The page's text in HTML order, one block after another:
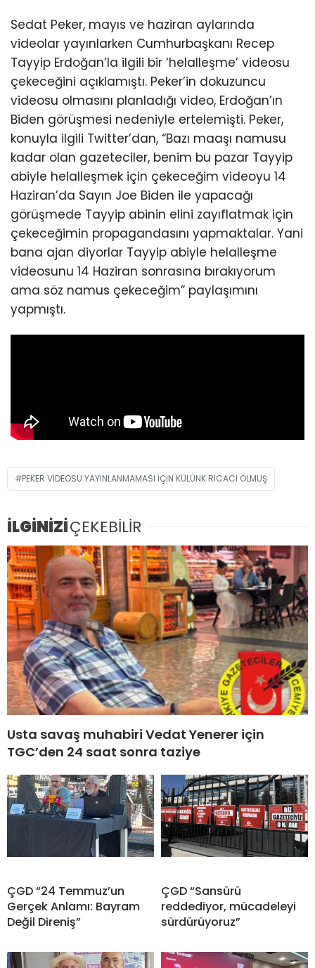
Sedat Peker, mayıs ve haziran aylarında
videolar yayınlarken Cumhurbaşkanı Recep
Tayyip Erdoğan’la ilgili bir ‘helalleşme’ videosu
çekeceğini açıklamıştı. Peker’in dokuzuncu
videosu olmasını planladığı video, Erdoğan’ın
Biden görüşmesi nedeniyle ertelemişti. Peker,
konuyla ilgili Twitter’dan, “Bazı maaşı namusu
kadar olan gazeteciler, benim bu pazar Tayyip
abiyle helalleşmek için çekeceğim videoyu 14
Haziran’da Sayın Joe Biden ile yapacağı
görüşmede Tayyip abinin elini zayıflatmak için
çekeceğimin propagandasını yapmaktalar. Yani
bana ajan diyorlar Tayyip abiyle helalleşme
videosunu 14 Haziran sonrasına bırakıyorum
ama söz namus çekeceğim” paylaşımını
yapmıştı.
PEKER VIDEOSU YAYINLANMAMASI IÇIN KÜLÜNK RICACI OLMUŞ
İLGİNİZİÇEKEBİLİR
Usta savaş muhabiri Vedat Yenerer için
TGC’den 24 saat sonra taziye
ÇGD “24 Temmuz’un
Gerçek Anlamı: Bayram
Değil Direniş”
ÇGD “Sansürü
reddediyor, mücadeleyi
sürdürüyoruz”